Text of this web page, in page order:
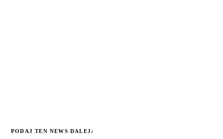
PODAJ TEN NEWS DALEJ: